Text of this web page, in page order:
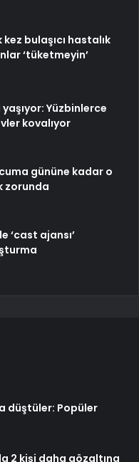
bulaşıcı hastalık
‘tüketmeyin’
Yüzbinlerce
kovalıyor
gününe kadar o
zorunda
‘cast ajansı’
düştüler: Popüler
2 kişi daha gözaltına